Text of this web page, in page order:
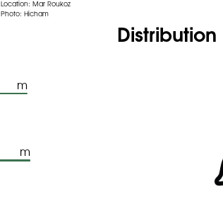
Location: Mar Roukoz
Photo: Hicham
m
m
Distribution